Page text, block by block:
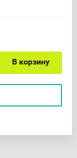
В корзину